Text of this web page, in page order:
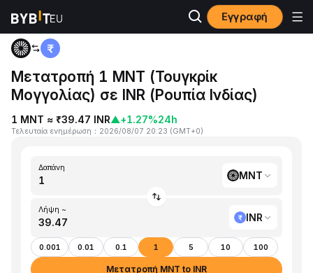
Εγγραφή
Αρχική MNT to INR
Μετατροπή 1 MNT (Τουγκρίκ
Μογγολίας) σε INR (Ρουπία Ινδίας)
1 MNT ≈ ₹39.47 INR▲+1.27%24h
Τελευταία ενημέρωση ： 2026/08/07 20:23 (GMT+0)
Δαπάνη
MNT
Λήψη ~
INR
0.001 0.01 0.1 1 5 10 100
Μετατροπή MNT to INR